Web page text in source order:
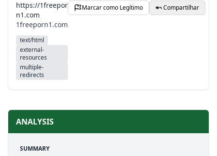
https://1freepor
n1.com
1freeporn1.com
text/html
external-
resources
multiple-
redirects
Marcar como Legítimo Compartilhar
ANALYSIS
SUMMARY